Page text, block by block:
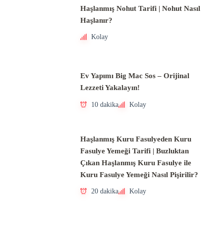
Haşlanmış Nohut Tarifi | Nohut Nasıl
Haşlanır?
Kolay
Ev Yapımı Big Mac Sos – Orijinal
Lezzeti Yakalayın!
10 dakika Kolay
Haşlanmış Kuru Fasulyeden Kuru
Fasulye Yemeği Tarifi | Buzluktan
Çıkan Haşlanmış Kuru Fasulye ile
Kuru Fasulye Yemeği Nasıl Pişirilir?
20 dakika Kolay